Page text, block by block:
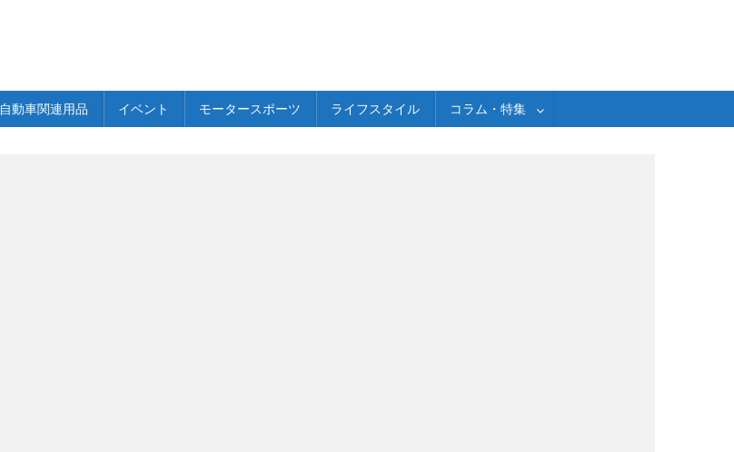
自動車関連用品 イベント モータースポーツ ライフスタイル コラム・特集